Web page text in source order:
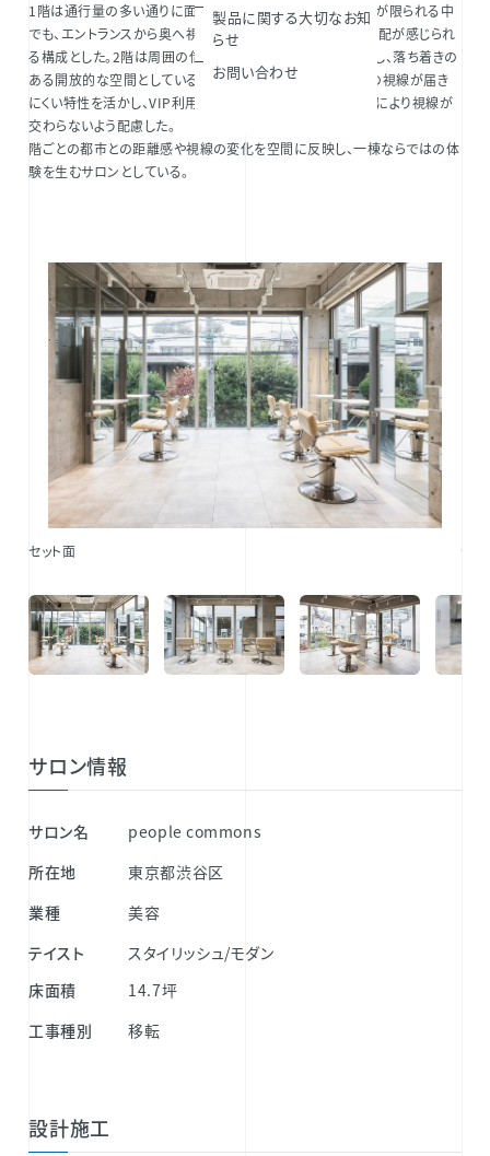
製品に関する大切なお知
らせ
お問い合わせ
1階は通行量の多い通りに面するため機能性を優先し、採光が限られる中
でも、エントランスから奥へ視線が抜け、外部からサロンの気配が感じられ
る構成とした。2階は周囲の借景を取り込みつつ視線に配慮し、落ち着きの
ある開放的な空間としている。3階は見通しが良く外部からの視線が届き
にくい特性を活かし、VIP利用も想定した計画とし、対面配置により視線が
交わらないよう配慮した。
階ごとの都市との距離感や視線の変化を空間に反映し、一棟ならではの体
験を生むサロンとしている。
セット面 セッ
サロン情報
サロン名
people commons
所在地
東京都渋谷区
業種
美容
テイスト
スタイリッシュ/モダン
床面積
14.7坪
工事種別
移転
設計施工